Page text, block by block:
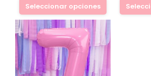
Seleccionar opciones